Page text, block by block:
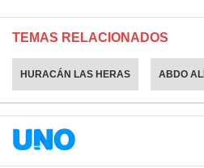
TEMAS RELACIONADOS
HURACÁN LAS HERAS ABDO ALÍ